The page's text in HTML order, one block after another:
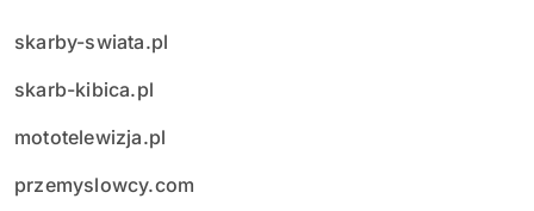
skarby-swiata.pl
skarb-kibica.pl
mototelewizja.pl
przemyslowcy.com